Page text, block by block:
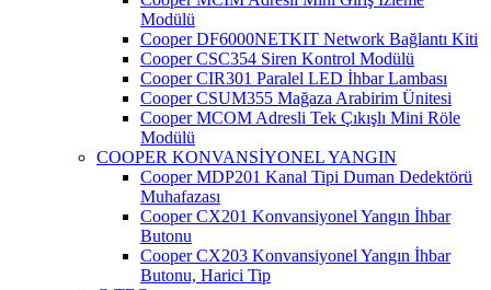
Modülü
Cooper DF6000NETKIT Network Bağlantı Kiti
Cooper CSC354 Siren Kontrol Modülü
Cooper CIR301 Paralel LED İhbar Lambası
Cooper CSUM355 Mağaza Arabirim Ünitesi
Cooper MCOM Adresli Tek Çıkışlı Mini Röle
Modülü
COOPER KONVANSİYONEL YANGIN
Cooper MDP201 Kanal Tipi Duman Dedektörü
Muhafazası
Cooper CX201 Konvansiyonel Yangın İhbar
Butonu
Cooper CX203 Konvansiyonel Yangın İhbar
Butonu, Harici Tip